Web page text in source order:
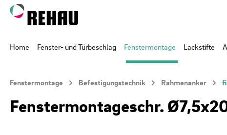
Hauptinhalt springen
Zur Suche springen
Zur Hauptnavigation springen
Home Fenster- und Türbeschlag Fenstermontage Lackstifte
Fenstermontage Befestigungstechnik Rahmenanker
Fenstermontageschr.